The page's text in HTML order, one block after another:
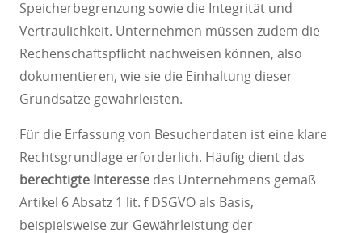
Speicherbegrenzung sowie die Integrität und
Vertraulichkeit. Unternehmen müssen zudem die
Rechenschaftspflicht nachweisen können, also
dokumentieren, wie sie die Einhaltung dieser
Grundsätze gewährleisten.
Für die Erfassung von Besucherdaten ist eine klare
Rechtsgrundlage erforderlich. Häufig dient das
berechtigte Interesse des Unternehmens gemäß
Artikel 6 Absatz 1 lit. f DSGVO als Basis,
beispielsweise zur Gewährleistung der